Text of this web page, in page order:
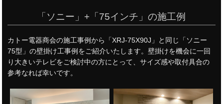
「ソニー」+「75インチ」の施工例
カトー電器商会の施工事例から「XRJ-75X90J」と同じ「ソニー
75型」の壁掛け工事例をご紹介いたします。壁掛けを機会に一回
り大きいテレビをご検討中の方にとって、サイズ感や取付具合の
参考なれば幸いです。